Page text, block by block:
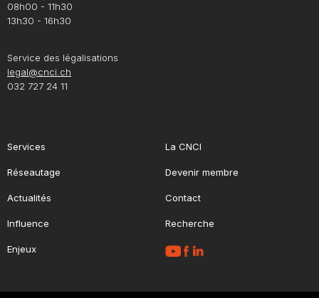
08h00 - 11h30
13h30 - 16h30
Service des légalisations
legal@cnci.ch
032 727 24 11
Services
Réseautage
Actualités
Influence
Enjeux
La CNCI
Devenir membre
Contact
Recherche